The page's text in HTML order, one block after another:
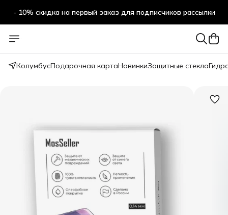
- 10% скидка на первый заказ для подписчиков рассылки
КолумбусПодарочная картаНовинкиЗащитные стекла